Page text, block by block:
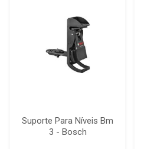
Suporte Para Níveis Bm
3 - Bosch